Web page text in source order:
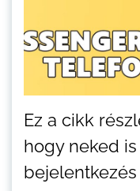
Ez a cikk
hogy neked